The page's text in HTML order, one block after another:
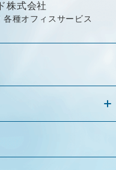
株式会社
種オフィスサービス